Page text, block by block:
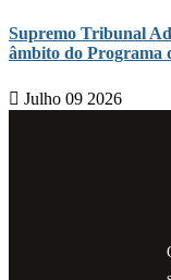
Supremo Tribunal
âmbito do Programa
Julho 09 2026